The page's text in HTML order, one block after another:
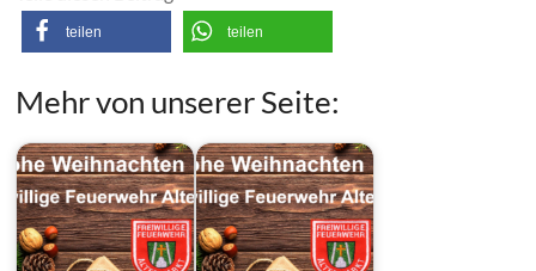
teilen teilen
Mehr von unserer Seite: